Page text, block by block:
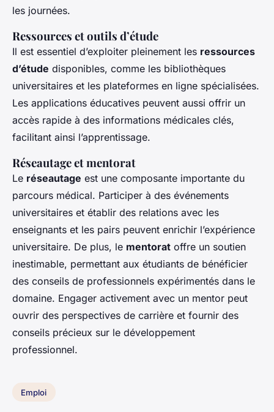
les journées.
Ressources et outils d’étude
Il est essentiel d’exploiter pleinement les ressources
d’étude disponibles, comme les bibliothèques
universitaires et les plateformes en ligne spécialisées.
Les applications éducatives peuvent aussi offrir un
accès rapide à des informations médicales clés,
facilitant ainsi l’apprentissage.
Réseautage et mentorat
Le réseautage est une composante importante du
parcours médical. Participer à des événements
universitaires et établir des relations avec les
enseignants et les pairs peuvent enrichir l’expérience
universitaire. De plus, le mentorat offre un soutien
inestimable, permettant aux étudiants de bénéficier
des conseils de professionnels expérimentés dans le
domaine. Engager activement avec un mentor peut
ouvrir des perspectives de carrière et fournir des
conseils précieux sur le développement
professionnel.
Emploi